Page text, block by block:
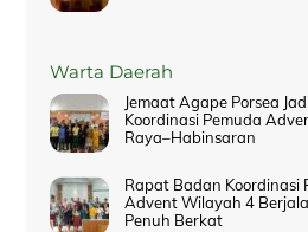
Warta Daerah
Jemaat Agape Porsea
Koordinasi Pemuda
Raya–Habinsaran
Rapat Badan Koordinasi
Advent Wilayah 4
Penuh Berkat